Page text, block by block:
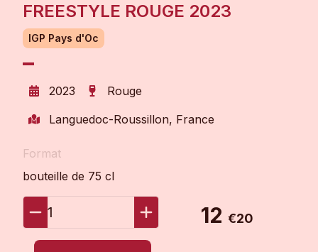
FREESTYLE ROUGE 2023
IGP Pays d'Oc
2023
Rouge
Languedoc-Roussillon, France
Format
bouteille de 75 cl
1 12 €20